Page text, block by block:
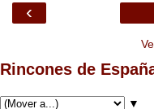
‹
Rincones de
▼